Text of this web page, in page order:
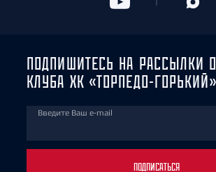
ПОДПИШИТЕСЬ НА РАССЫЛКИ
КЛУБА ХК «ТОРПЕДО-ГОРЬКИЙ»
Введите Ваш e-mail
ПОДПИСАТЬСЯ